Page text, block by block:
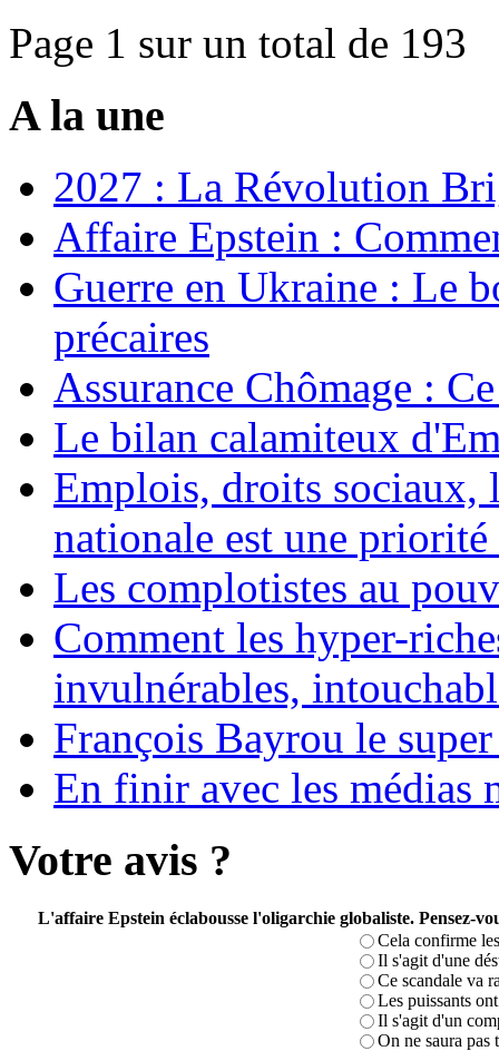
Page 1 sur un total de 193
A la une
2027 : La Révolution
Affaire Epstein :
Guerre en Ukraine : Le
précaires
Assurance Chômage :
Le bilan calamiteux
Emplois, droits sociaux,
nationale est une
Les complotistes au
Comment les hyper-
invulnérables,
François Bayrou le
En finir avec les médias
Votre avis ?
L'affaire Epstein éclabousse l'oligarchie globaliste. Pensez-
Cela confirme
Il s'agit d'une
Ce scandale va
Les puissants
Il s'agit d'un
On ne saura pas